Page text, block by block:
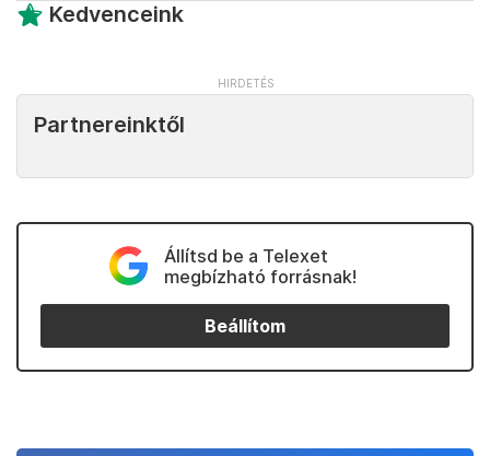
Kedvenceink
Partnereinktől
Állítsd be a Telexet
megbízható forrásnak!
Beállítom